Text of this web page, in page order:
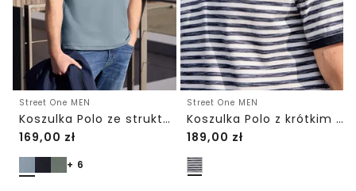
Street One MEN
Koszulka Polo ze strukturą
169,00 zł
+ 6
Street One MEN
Koszulka Polo z krótkim rękawem w strukturze piqué
189,00 zł